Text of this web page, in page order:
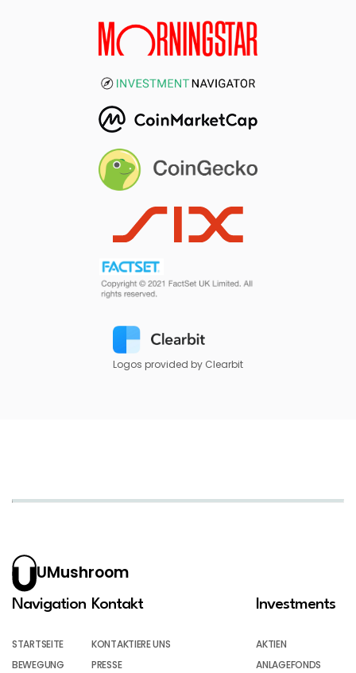
Logos provided by Clearbit
UMushroom
Navigation
STARTSEITE
BEWEGUNG
Kontakt
KONTAKTIERE UNS
PRESSE
Investments
AKTIEN
ANLAGEFONDS